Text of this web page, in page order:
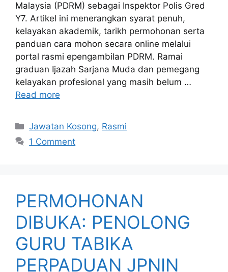
Malaysia (PDRM) sebagai Inspektor Polis Gred
Y7. Artikel ini menerangkan syarat penuh,
kelayakan akademik, tarikh permohonan serta
panduan cara mohon secara online melalui
portal rasmi epengambilan PDRM. Ramai
graduan Ijazah Sarjana Muda dan pemegang
kelayakan profesional yang masih belum …
Read more
Categories
Jawatan Kosong, Rasmi
1 Comment
PERMOHONAN
DIBUKA: PENOLONG
GURU TABIKA
PERPADUAN JPNIN